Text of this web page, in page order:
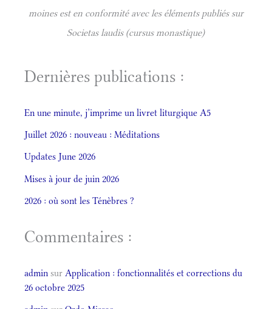
moines est en conformité avec les éléments publiés sur
Societas laudis (cursus monastique)
Dernières publications :
En une minute, j’imprime un livret liturgique A5
Juillet 2026 : nouveau : Méditations
Updates June 2026
Mises à jour de juin 2026
2026 : où sont les Ténèbres ?
Commentaires :
admin sur Application : fonctionnalités et corrections du
26 octobre 2025